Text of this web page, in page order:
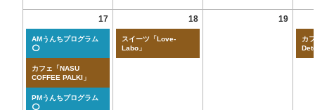
17
AMうんちプログラム
⭕
カフェ「NASU
COFFEE PALKI」
PMうんちプログラム
⭕
18
スイーツ「Love-
Labo」
19
カ